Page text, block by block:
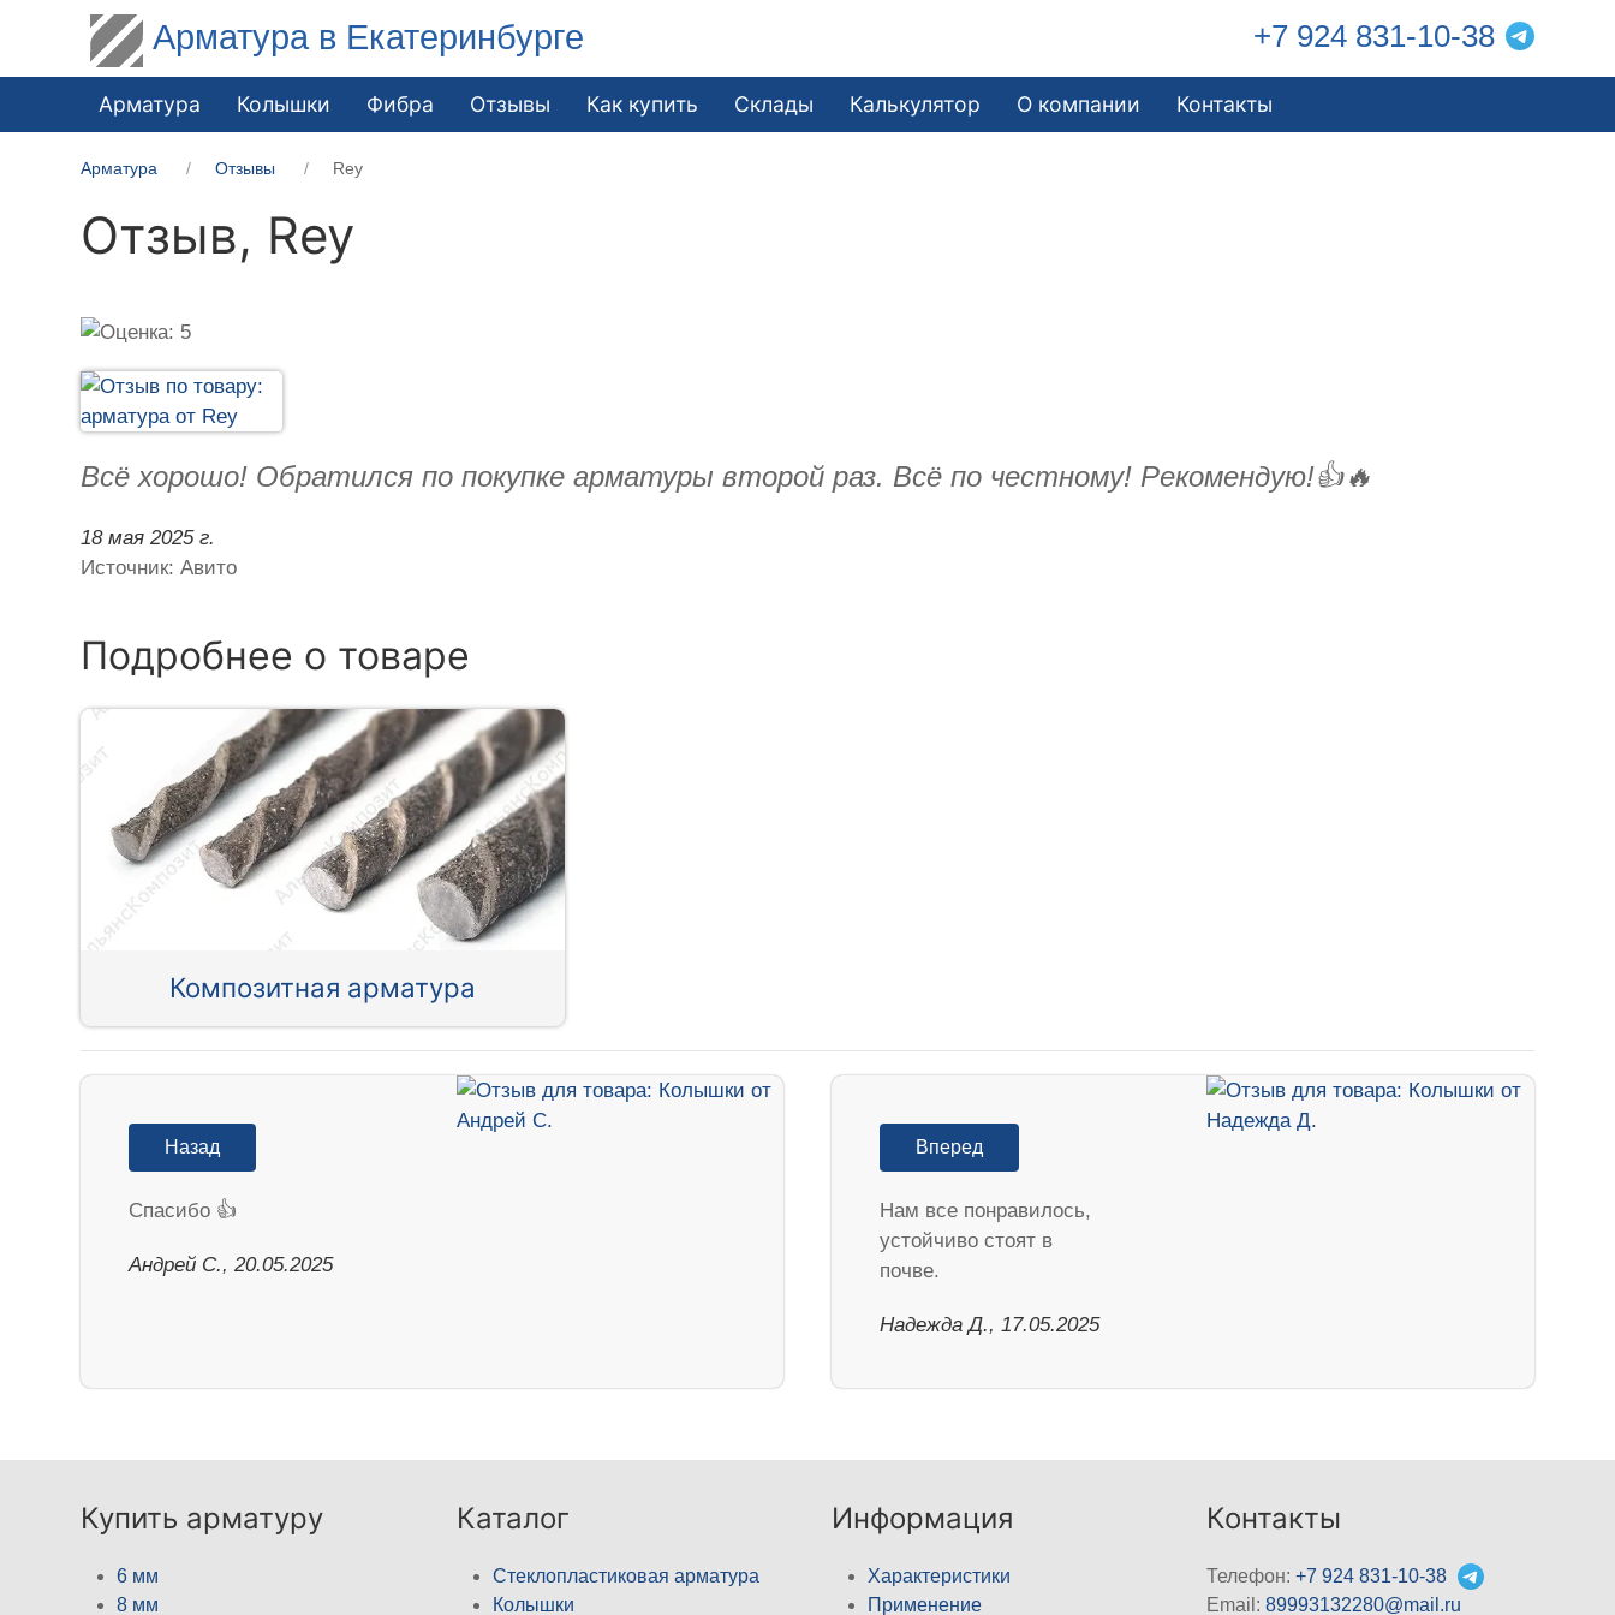
Арматура в Екатеринбурге +7 924 831-10-38
Арматура Колышки Фибра Отзывы Как купить Склады Калькулятор О компании Контакты
Арматура Отзывы Rey
Отзыв, Rey
Всё хорошо! Обратился по покупке арматуры второй раз. Всё по честному! Рекомендую!👍🔥
18 мая 2025 г.
Источник: Авито
Подробнее о товаре
Композитная арматура
Назад
Спасибо 👍
Андрей С., 20.05.2025
Вперед
Нам все понравилось,
устойчиво стоят в
почве.
Надежда Д., 17.05.2025
Купить арматуру
6 мм
8 мм
Каталог
Стеклопластиковая арматура
Колышки
Информация
Характеристики
Применение
Контакты
Телефон:+7 924 831-10-38
Email:89993132280@mail.ru